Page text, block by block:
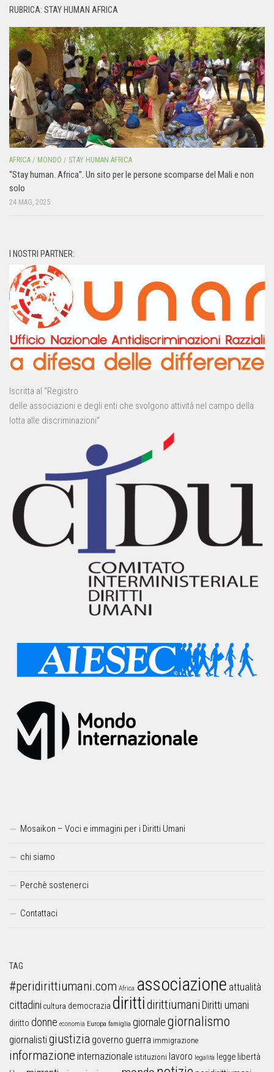
RUBRICA: STAY HUMAN AFRICA
AFRICA / MONDO / STAY HUMAN AFRICA
“Stay human. Africa”. Un sito per le persone scomparse del Mali e non
solo
24 MAG, 2025
I NOSTRI PARTNER:
Iscritta al “Registro
delle associazioni e degli enti che svolgono attività nel campo della
lotta alle discriminazioni”
Mosaikon – Voci e immagini per i Diritti Umani
chi siamo
Perchè sostenerci
Contattaci
TAG
#peridirittiumani.com Africa associazione attualità
cittadini cultura democrazia dirittidirittiumani Diritti umani
diritto donne economia Europa famiglia giornalegiornalismo
giornalistigiustizia governo guerra immigrazione
informazione internazionale istituzioni lavoro legalità legge libertà